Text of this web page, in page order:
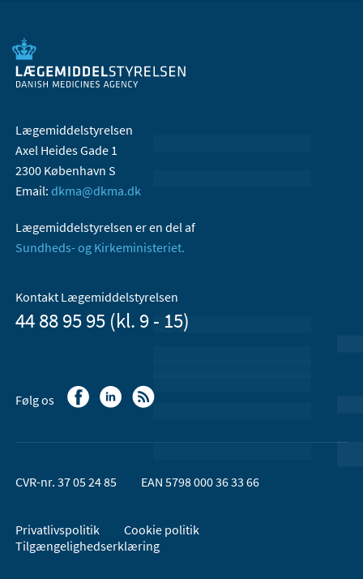
Lægemiddelstyrelsen
Axel Heides Gade 1
2300 København S
Email: dkma@dkma.dk
Lægemiddelstyrelsen er en del af
Sundheds- og Kirkeministeriet.
Kontakt Lægemiddelstyrelsen
44 88 95 95 (kl. 9 - 15)
Følg os
CVR-nr. 37 05 24 85 EAN 5798 000 36 33 66
Privatlivspolitik
Cookie politik
Tilgængelighedserklæring